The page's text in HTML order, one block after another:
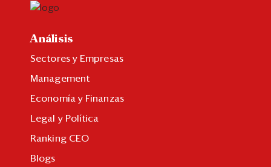
Análisis
Sectores y Empresas
Management
Economía y Finanzas
Legal y Política
Ranking CEO
Blogs